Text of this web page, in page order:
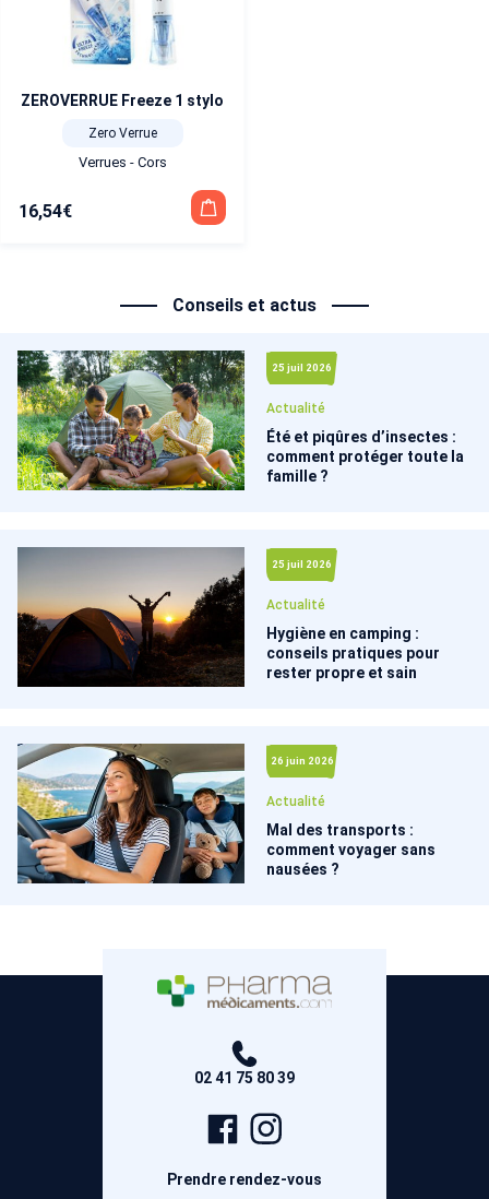
ZEROVERRUE Freeze 1 stylo
Zero Verrue
Verrues - Cors
16,54€
Conseils et actus
25 juil 2026
Actualité
Été et piqûres d’insectes :
comment protéger toute la
famille ?
25 juil 2026
Actualité
Hygiène en camping :
conseils pratiques pour
rester propre et sain
26 juin 2026
Actualité
Mal des transports :
comment voyager sans
nausées ?
02 41 75 80 39
Page
Facebook
Prendre rendez-vous